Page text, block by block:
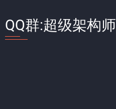
QQ群:超级架构师